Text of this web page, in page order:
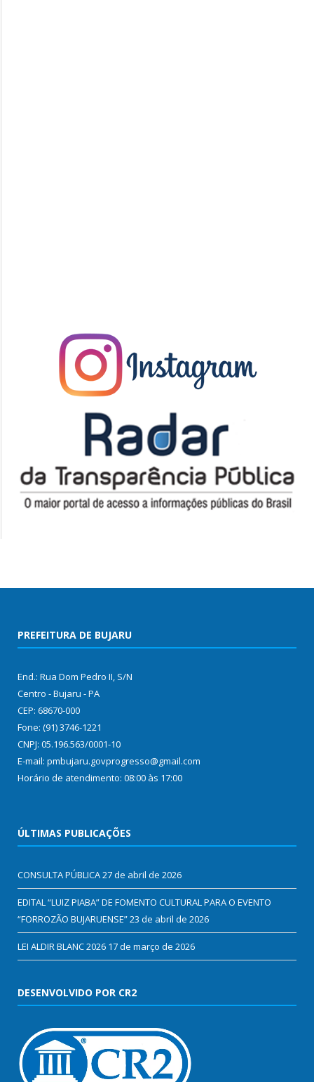
PREFEITURA DE BUJARU
End.: Rua Dom Pedro II, S/N
Centro - Bujaru - PA
CEP: 68670-000
Fone: (91) 3746-1221
CNPJ: 05.196.563/0001-10
E-mail: pmbujaru.govprogresso@gmail.com
Horário de atendimento: 08:00 às 17:00
ÚLTIMAS PUBLICAÇÕES
CONSULTA PÚBLICA27 de abril de 2026
EDITAL “LUIZ PIABA” DE FOMENTO CULTURAL PARA O EVENTO
“FORROZÃO BUJARUENSE”23 de abril de 2026
LEI ALDIR BLANC 2026 17 de março de 2026
DESENVOLVIDO POR CR2